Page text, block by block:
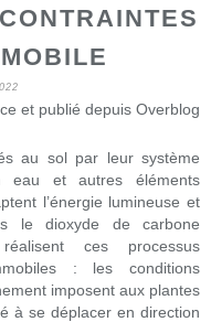
et publié depuis Overblog
au sol par leur système
eau et autres éléments
l’énergie lumineuse et
le dioxyde de carbone
ces processus
: les conditions
imposent aux plantes
à se déplacer en direction